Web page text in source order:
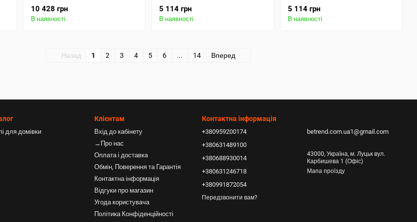
10 428 грн
В наявності
5 114 грн
В наявності
5 114 грн
В наявності
Назад 1 2 3 4 5 6 ... 14 Вперед
для домівки
Клієнтам
Вхід до кабінету
→Про нас
Оплата і доставка
Обмін, Поверення та Гарантія
Контактна інформація
Відгуки про магазин
Угода користувача
Політика Конфіденційності
Контактна інформація
+380959200174
+380631489100
+380688930014
+380631246718
+380991872054
Передзвонити вам?
betrend.com.ua1@gmail.com
43000, Україна, м. Луцьк вул.
Карбишева 1 (Офіс)
Мапа проїзду